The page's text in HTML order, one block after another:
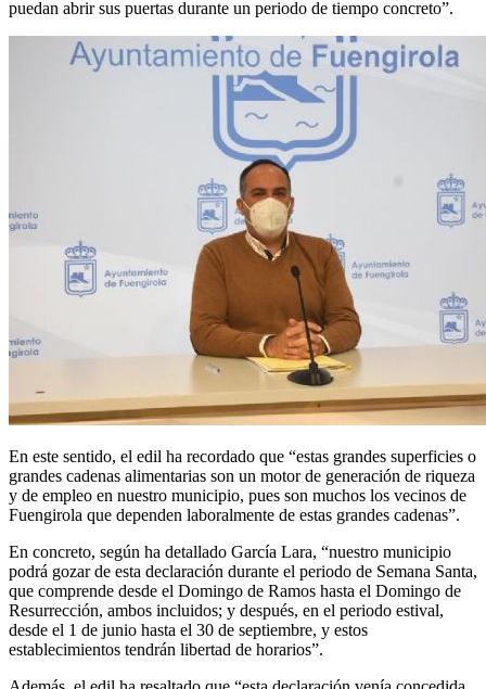
puedan abrir sus puertas durante un periodo de tiempo concreto”.
En este sentido, el edil ha recordado que “estas grandes superficies o
grandes cadenas alimentarias son un motor de generación de riqueza
y de empleo en nuestro municipio, pues son muchos los vecinos de
Fuengirola que dependen laboralmente de estas grandes cadenas”.
En concreto, según ha detallado García Lara, “nuestro municipio
podrá gozar de esta declaración durante el periodo de Semana Santa,
que comprende desde el Domingo de Ramos hasta el Domingo de
Resurrección, ambos incluidos; y después, en el periodo estival,
desde el 1 de junio hasta el 30 de septiembre, y estos
establecimientos tendrán libertad de horarios”.